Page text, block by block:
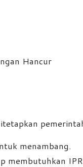
menambang.
membutuhkan